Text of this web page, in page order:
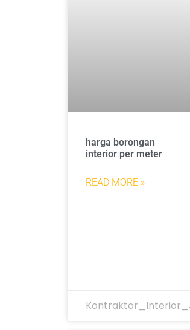
harga borongan
interior per meter
READ MORE »